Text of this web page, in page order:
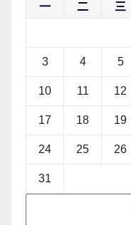
一 二 三
3 4 5
10 11 12
17 18 19
24 25 26
31